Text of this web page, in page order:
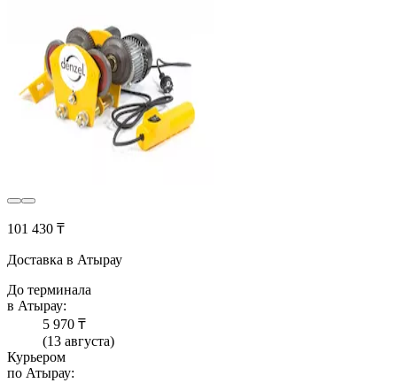
101 430 ₸
Доставка в Атырау
До терминала
в Атырау:
5 970 ₸
(13 августа)
Курьером
по Атырау: